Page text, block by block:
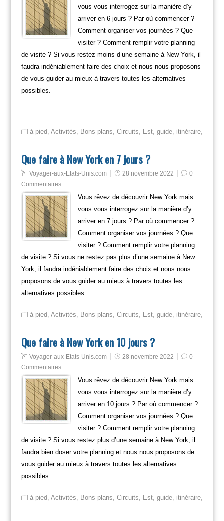
vous vous interrogez sur la manière d’y
arriver en 6 jours ? Par où commencer ?
Comment organiser vos journées ? Que
visiter ? Comment remplir votre planning
de visite ? Si vous restez moins d’une semaine à New York, il
faudra indéniablement faire des choix et nous nous proposons
de vous guider au mieux à travers toutes les alternatives
possibles.
à pied Activités Bons plans Circuits Est, guide, itinéraire,
Que faire à New York en 7 jours ?
Voyager-aux-Etats-Unis.com 28 novembre 2022
0
Commentaires
Vous rêvez de découvrir New York mais
vous vous interrogez sur la manière d’y
arriver en 7 jours ? Par où commencer ?
Comment organiser vos journées ? Que
visiter ? Comment remplir votre planning
de visite ? Si vous ne restez pas plus d’une semaine à New
York, il faudra indéniablement faire des choix et nous nous
proposons de vous guider au mieux à travers toutes les
alternatives possibles.
à pied Activités Bons plans Circuits Est, guide, itinéraire,
Que faire à New York en 10 jours ?
Voyager-aux-Etats-Unis.com 28 novembre 2022
0
Commentaires
Vous rêvez de découvrir New York mais
vous vous interrogez sur la manière d’y
arriver en 10 jours ? Par où commencer ?
Comment organiser vos journées ? Que
visiter ? Comment remplir votre planning
de visite ? Si vous restez plus d’une semaine à New York, il
faudra bien doser votre planning et nous nous proposons de
vous guider au mieux à travers toutes les alternatives
possibles.
à pied Activités Bons plans Circuits Est, guide, itinéraire,